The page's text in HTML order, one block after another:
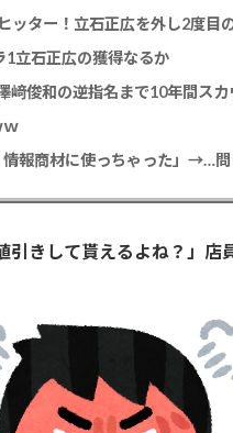
1立石正広の獲得なるか
﨑俊和の逆指名まで10年間スカ
ｗ
引きして貰えるよね？」